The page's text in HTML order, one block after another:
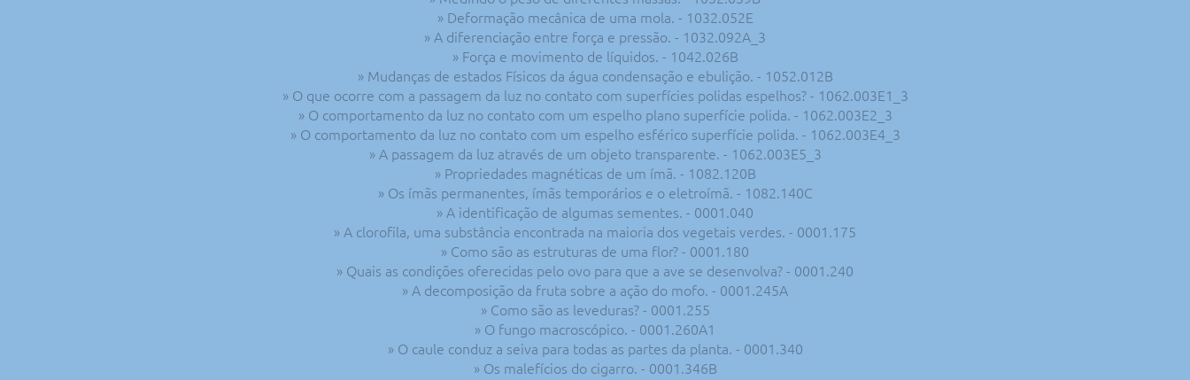
» Deformação mecânica de uma mola. - 1032.052E
» A diferenciação entre força e pressão. - 1032.092A_3
» Força e movimento de líquidos. - 1042.026B
» Mudanças de estados Físicos da água condensação e ebulição. - 1052.012B
» O que ocorre com a passagem da luz no contato com superfícies polidas espelhos? - 1062.003E1_3
» O comportamento da luz no contato com um espelho plano superfície polida. - 1062.003E2_3
» O comportamento da luz no contato com um espelho esférico superfície polida. - 1062.003E4_3
» A passagem da luz através de um objeto transparente. - 1062.003E5_3
» Propriedades magnéticas de um ímã. - 1082.120B
» Os ímãs permanentes, ímãs temporários e o eletroímã. - 1082.140C
» A identificação de algumas sementes. - 0001.040
» A clorofila, uma substância encontrada na maioria dos vegetais verdes. - 0001.175
» Como são as estruturas de uma flor? - 0001.180
» Quais as condições oferecidas pelo ovo para que a ave se desenvolva? - 0001.240
» A decomposição da fruta sobre a ação do mofo. - 0001.245A
» Como são as leveduras? - 0001.255
» O fungo macroscópico. - 0001.260A1
» O caule conduz a seiva para todas as partes da planta. - 0001.340
» Os malefícios do cigarro. - 0001.346B